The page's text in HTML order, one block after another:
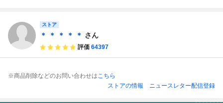
ストア
＊ ＊ ＊ ＊ ＊ さん
評価 64397
※商品削除などのお問い合わせはこちら
ストアの情報
ニュースレター配信登録